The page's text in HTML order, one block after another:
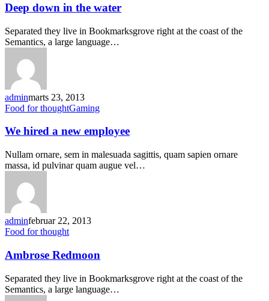
Deep down in the water
Separated they live in Bookmarksgrove right at the coast of the
Semantics, a large language…
adminmarts 23, 2013
Food for thoughtGaming
We hired a new employee
Nullam ornare, sem in malesuada sagittis, quam sapien ornare
massa, id pulvinar quam augue vel…
adminfebruar 22, 2013
Food for thought
Ambrose Redmoon
Separated they live in Bookmarksgrove right at the coast of the
Semantics, a large language…